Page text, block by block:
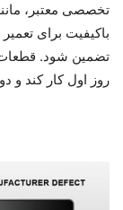
تخصصی معتبر،
باکیفیت برای
تضمین شود.
روز اول کار کند و